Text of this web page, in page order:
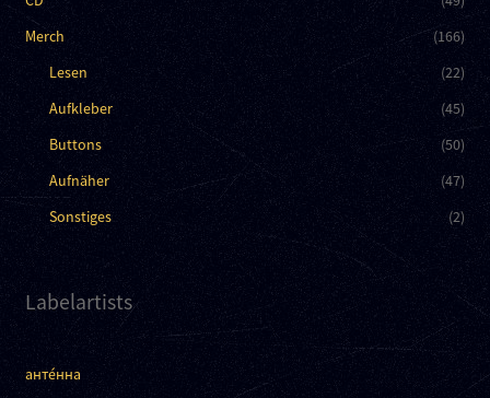
Merch
(166)
Lesen
(22)
Aufkleber
(45)
Buttons
(50)
Aufnäher
(47)
Sonstiges
(2)
Labelartists
анте́нна